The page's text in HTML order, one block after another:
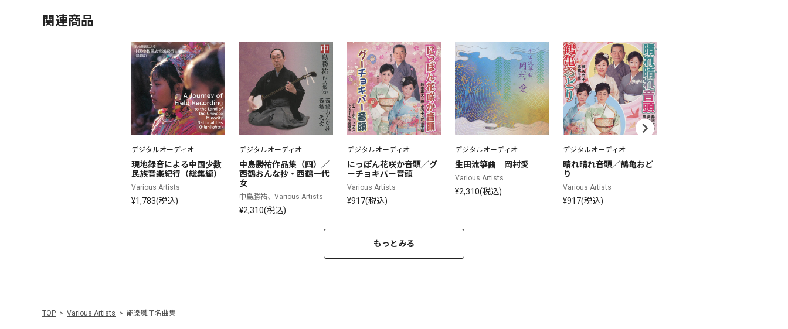
関連商品
デジタルオーディオ
現地録音による中国少数
民族音楽紀行（総集編）
Various Artists
¥1,783(税込)
デジタルオーディオ
中島勝祐作品集（四）／
西鶴おんな抄・西鶴一代
女
中島勝祐、Various Artists
¥2,310(税込)
デジタルオーディオ
にっぽん花咲か音頭／グ
ーチョキパー音頭
Various Artists
¥917(税込)
デジタルオーディオ
生田流箏曲　岡村愛
Various Artists
¥2,310(税込)
デジタルオーディオ
晴れ晴れ音頭／鶴亀おど
り
Various Artists
¥917(税込)
もっとみる
TOP Various Artists 能楽囃子名曲集